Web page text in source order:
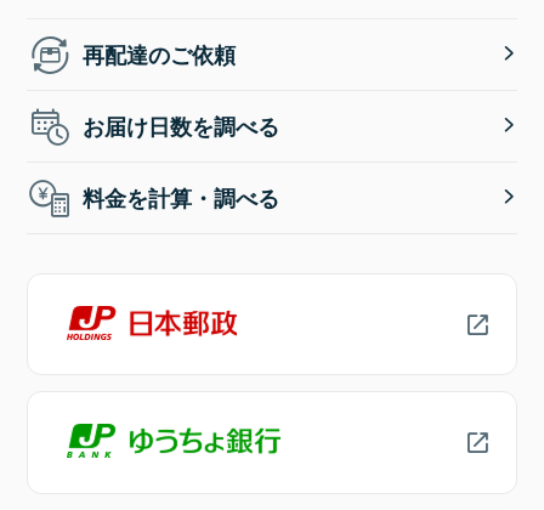
再配達のご依頼
お届け日数を調べる
料金を計算・調べる